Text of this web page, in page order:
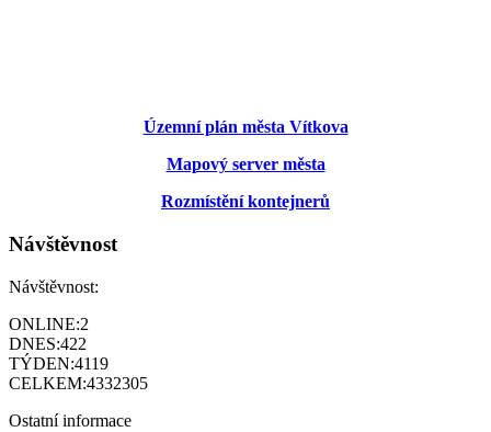
Územní plán města Vítkova
Mapový server města
Rozmístění kontejnerů
Návštěvnost
Návštěvnost:
ONLINE:2
DNES:422
TÝDEN:4119
CELKEM:4332305
Ostatní informace